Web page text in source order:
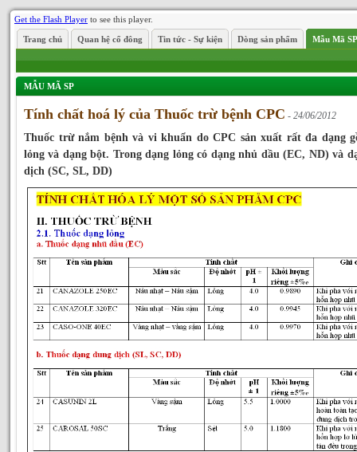
Get the Flash Player to see this player.
Trang chủ Quan hệ cổ đông Tin tức - Sự kiện Dòng sản phẩm Mẫu Mã SP
MẪU MÃ SP
Tính chất hoá lý của Thuốc trừ bệnh CPC - 24/06/2012
Thuốc trừ nắm bệnh và vi khuẩn do CPC sản xuất rất đa dạng
lỏng và dạng bột. Trong dạng lỏng có dạng nhủ dầu (EC, ND) và
dịch (SC, SL, DD)